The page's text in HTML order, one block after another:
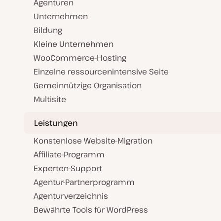
Agenturen
Unternehmen
Bildung
Kleine Unternehmen
WooCommerce-Hosting
Einzelne ressourcenintensive Seite
Gemeinnützige Organisation
Multisite
Leistungen
Konstenlose Website-Migration
Affiliate-Programm
Experten-Support
Agentur-Partnerprogramm
Agenturverzeichnis
Bewährte Tools für WordPress